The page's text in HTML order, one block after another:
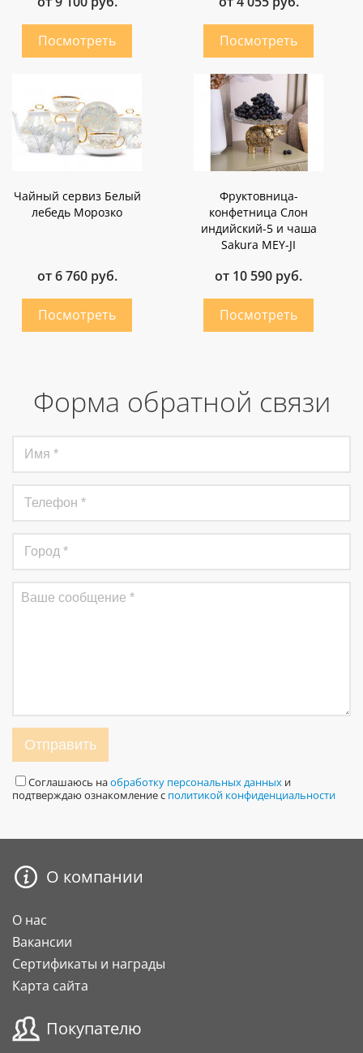
Чайный сервиз Белый
лебедь Морозко
от 6 760 руб.
Фруктовница-
конфетница Слон
индийский-5 и чаша
Sakura MEY-JI
от 10 590 руб.
Форма обратной связи
Отправить
Соглашаюсь наобработку персональных данных и
подтверждаю ознакомление с политикой конфиденциальности
О компании
О нас
Вакансии
Сертификаты и награды
Карта сайта
Покупателю